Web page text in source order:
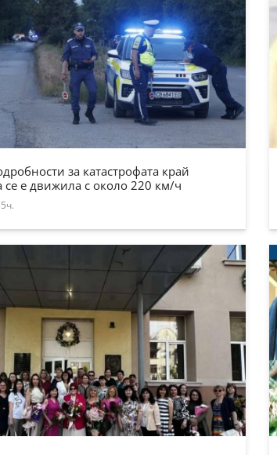
за катастрофата край
се е движила с около 220 км/ч